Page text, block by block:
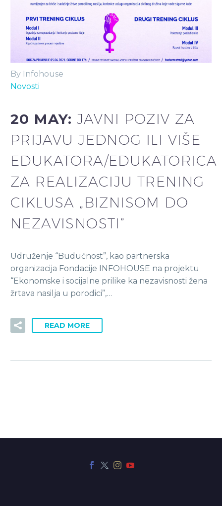
By Infohouse
Novosti
20 MAY:JAVNI POZIV ZA
PRIJAVU JEDNOG ILI VIŠE
EDUKATORA/EDUKATORICA
ZA REALIZACIJU TRENING
CIKLUSA „BIZNISOM DO
NEZAVISNOSTI”
Udruženje “Budućnost”, kao partnerska
organizacija Fondacije INFOHOUSE na projektu
“Ekonomske i socijalne prilike ka nezavisnosti žena
žrtava nasilja u porodici”,…
READ MORE